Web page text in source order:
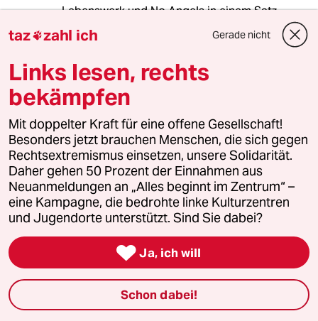
Lebenswerk und No Angels in einem Satz
unterzubringen ist auch eine Leistung.
Lowandorder
15.10.2021
@Jim Hawkins:
“Laßt sie doch ihren Weichfraß
fressen“
Tucho in den 20ern post WK I - So
What!
meistkommentiert
1 Krise der Demokratie
AfD-Wählen als Triebabfuhr
taz zahl ich Gerade nicht
Links lesen, rechts
bekämpfen
Mit doppelter Kraft für eine offene Gesellschaft!
Besonders jetzt brauchen Menschen, die sich gegen
Rechtsextremismus einsetzen, unsere Solidarität.
Daher gehen 50 Prozent der Einnahmen aus
Neuanmeldungen an „Alles beginnt im Zentrum“ –
eine Kampagne, die bedrohte linke Kulturzentren
und Jugendorte unterstützt. Sind Sie dabei?
 Ja, ich will
Schon dabei!